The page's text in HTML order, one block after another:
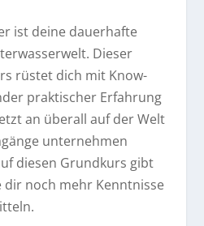
ist deine dauerhafte
Dieser
rüstet dich mit Know-
praktischer Erfahrung
an überall auf der Welt
unternehmen
diesen Grundkurs gibt
dir noch mehr Kenntnisse